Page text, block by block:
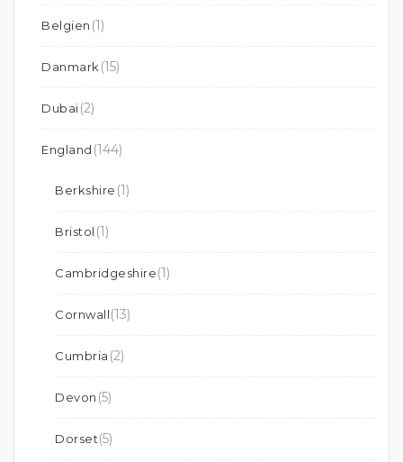
Belgien (1)
Danmark (15)
Dubai(2)
England (144)
Berkshire (1)
Bristol (1)
Cambridgeshire(1)
Cornwall(13)
Cumbria (2)
Devon (5)
Dorset(5)